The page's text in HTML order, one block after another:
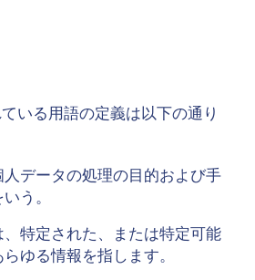
いる用語の定義は以下の通り
人データの処理の目的および手
う。
、特定された、または特定可能
ゆる情報を指します。